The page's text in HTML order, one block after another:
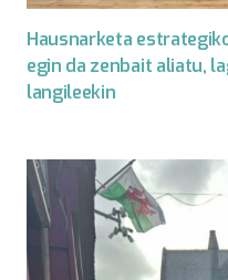
Hausnarketa
egin da zenbait aliatu,
langileekin